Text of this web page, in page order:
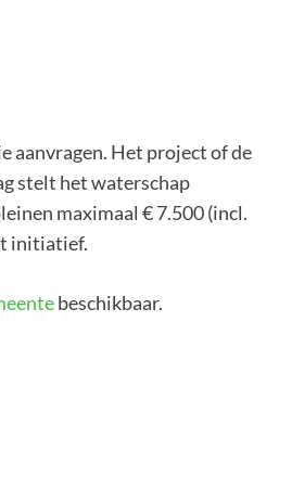
aanvragen. Het project of de
stelt het waterschap
maximaal € 7.500 (incl.
initiatief.
beschikbaar.